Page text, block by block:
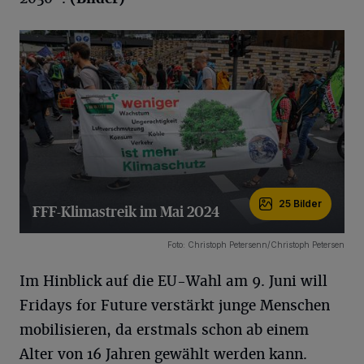
FFF-Klimastreik im Mai 2024 25 Bilder
Foto: Christoph Petersenn/Christoph Petersen
Im Hinblick auf die EU-Wahl am 9. Juni will
Fridays for Future verstärkt junge Menschen
mobilisieren, da erstmals schon ab einem
Alter von 16 Jahren gewählt werden kann.